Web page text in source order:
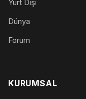
Yurt Dışı
Dünya
Forum
KURUMSAL